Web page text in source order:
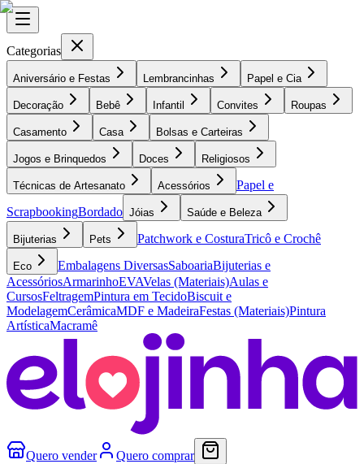
Categorias
Aniversário e Festas Lembrancinhas Papel e Cia
Decoração Bebê Infantil Convites Roupas
Casamento Casa Bolsas e Carteiras
Jogos e Brinquedos Doces Religiosos
Técnicas de Artesanato Acessórios
Papel e
ScrapbookingBordado Jóias Saúde e Beleza
Bijuterias Pets Patchwork e CosturaTricô e Crochê
Eco Embalagens DiversasSaboariaBijuterias e
AcessóriosArmarinhoEVAVelas (Materiais)Aulas e
CursosFeltragemPintura em TecidoBiscuit e
ModelagemCerâmicaMDF e MadeiraFestas (Materiais)Pintura
ArtísticaMacramê
Quero vender Quero comprar